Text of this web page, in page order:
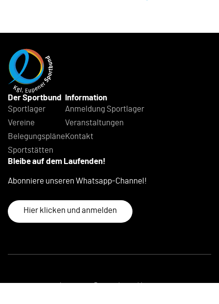
Der Sportbund
Sportlager
Vereine
Belegungspläne
Sportstätten
Information
Anmeldung Sportlager
Veranstaltungen
Kontakt
Bleibe auf dem Laufenden!
Abonniere unseren Whatsapp-Channel!
Hier klicken und anmelden
ImpressumDatenschutzerklärung